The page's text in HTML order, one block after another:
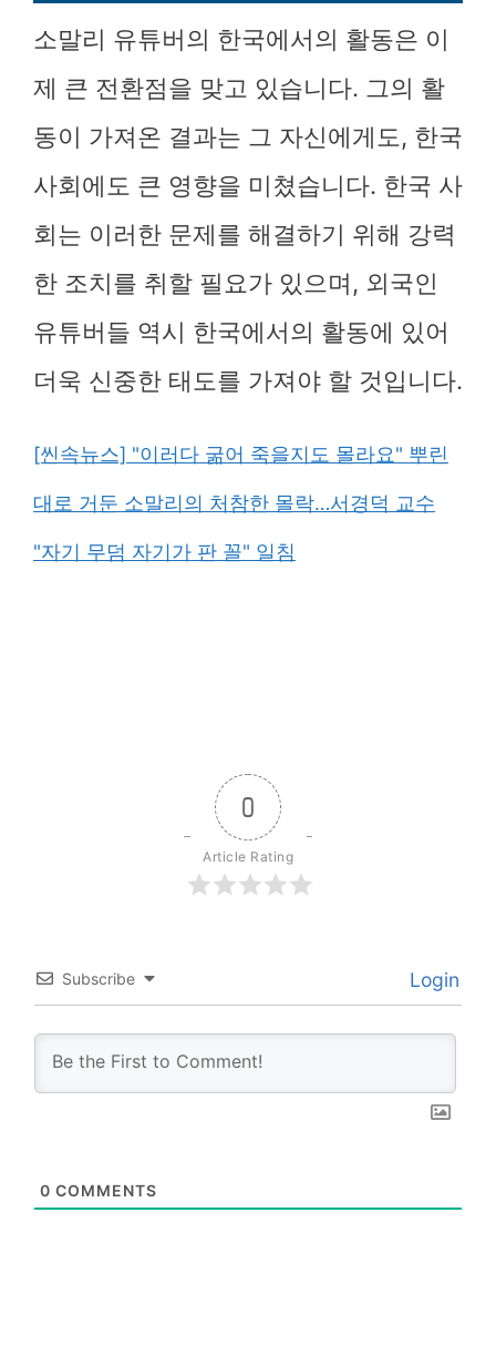
소말리 유튜버의 한국에서의 활동은 이
제 큰 전환점을 맞고 있습니다. 그의 활
동이 가져온 결과는 그 자신에게도, 한국
사회에도 큰 영향을 미쳤습니다. 한국 사
회는 이러한 문제를 해결하기 위해 강력
한 조치를 취할 필요가 있으며, 외국인
유튜버들 역시 한국에서의 활동에 있어
더욱 신중한 태도를 가져야 할 것입니다.
[씬속뉴스] "이러다 굶어 죽을지도 몰라요" 뿌린
대로 거둔 소말리의 처참한 몰락…서경덕 교수
"자기 무덤 자기가 판 꼴" 일침
0
Article Rating
Subscribe Login
0 COMMENTS